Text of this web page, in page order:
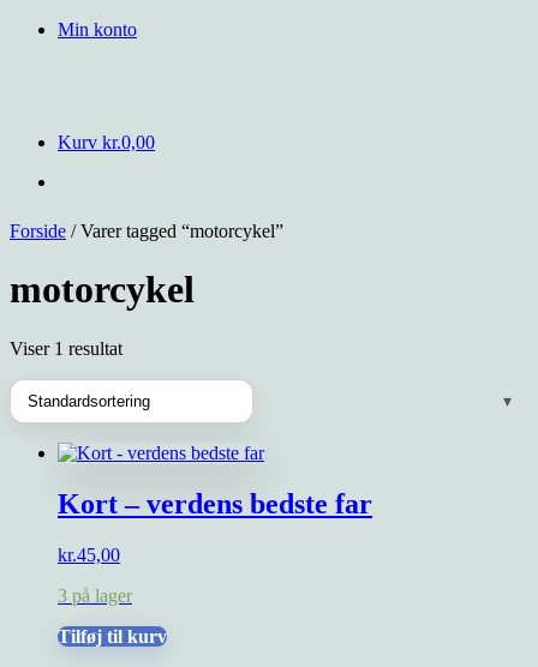
Min konto
Kurv kr.0,00
Forside / Varer tagged “motorcykel”
motorcykel
Viser 1 resultat
Kort – verdens bedste far
kr.45,00
3 på lager
Tilføj til kurv